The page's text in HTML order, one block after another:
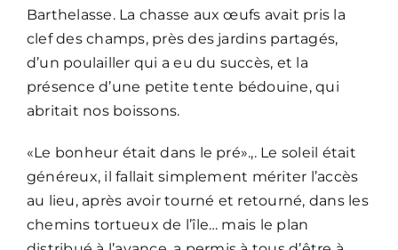
Barthelasse. La chasse aux œufs avait pris la
clef des champs, près des jardins partagés,
d’un poulailler qui a eu du succès, et la
présence d’une petite tente bédouine, qui
abritait nos boissons.
«Le bonheur était dans le pré».,. Le soleil était
généreux, il fallait simplement mériter l’accès
au lieu, après avoir tourné et retourné, dans les
chemins tortueux de l’île… mais le plan